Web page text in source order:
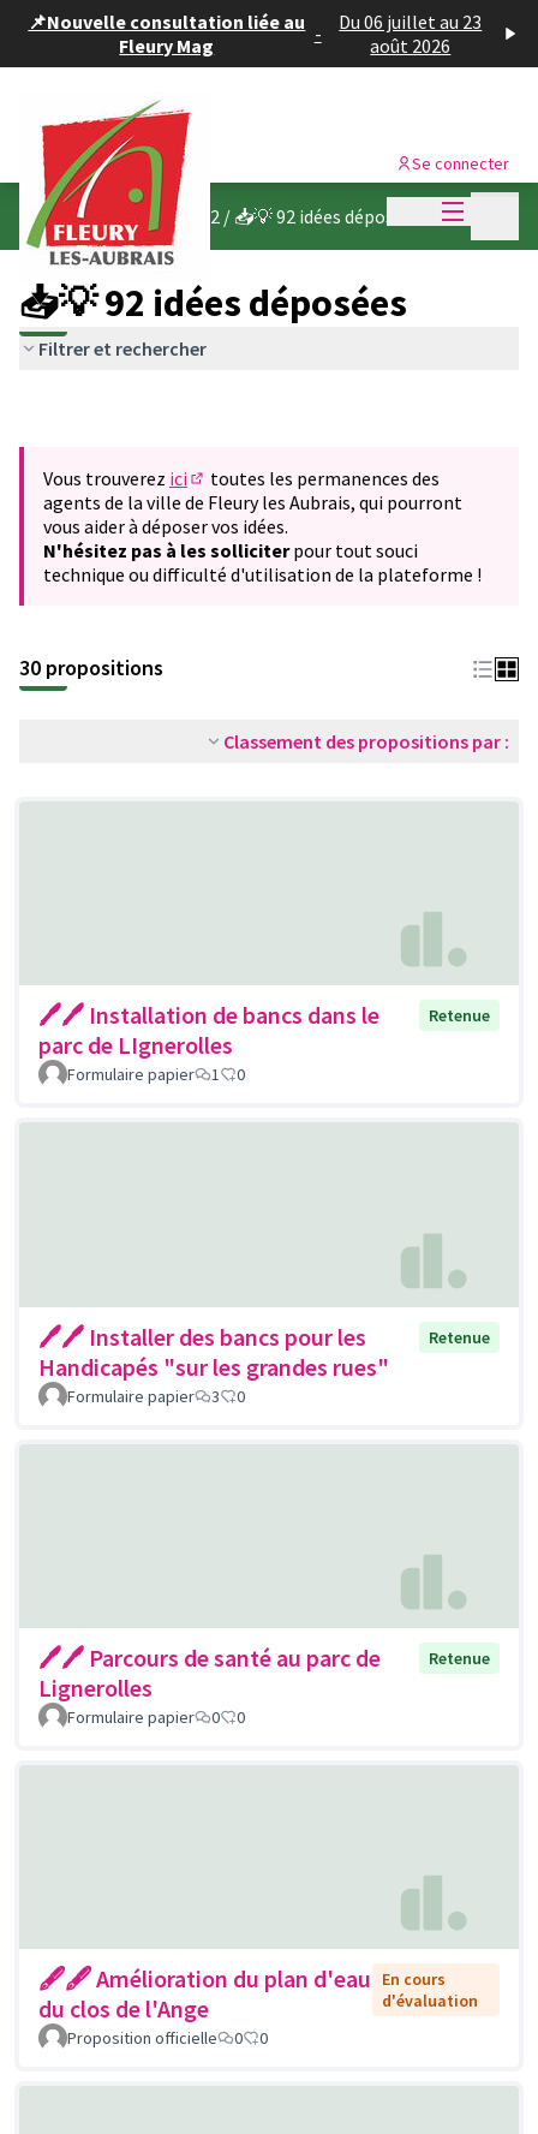
📌Nouvelle consultation liée au
Fleury Mag
-
Du 06 juillet au 23
août 2026
Menu
Se connecter
Budget participatif 2022 / 📥💡 92 idées déposées
📥💡 92 idées déposées
Filtrer et rechercher
Vous trouverez ici
(S'ouvre dans un nouvel onglet)
toutes les permanences des
agents de la ville de Fleury les Aubrais, qui pourront
vous aider à déposer vos idées.
N'hésitez pas à les solliciterpour tout souci
technique ou difficulté d'utilisation de la plateforme !
30 propositions
Classement des propositions par :
🖊🖊 Installation de bancs dans le
parc de LIgnerolles
Retenue
Formulaire papier 1 0
🖊🖊 Installer des bancs pour les
Handicapés "sur les grandes rues"
Retenue
Formulaire papier 3 0
🖊🖊 Parcours de santé au parc de
Lignerolles
Retenue
Formulaire papier 0 0
🖋🖋 Amélioration du plan d'eau
du clos de l'Ange
En cours
d'évaluation
Proposition officielle
0 0
Panneau de gestion des cookies